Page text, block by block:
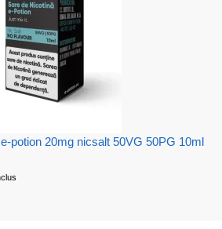
potion 20mg nicsalt 50VG 50PG 10ml